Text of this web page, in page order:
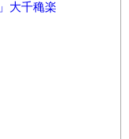
大千穐楽